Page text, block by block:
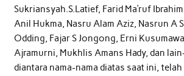
Sukriansyah.S.Latief, Farid Ma’ruf
Anil Hukma, Nasru Alam Aziz, Nasrun A
Odding, Fajar S Jongong, Erni
Ajramurni, Mukhlis Amans Hady, dan
diantara nama-nama diatas saat ini,